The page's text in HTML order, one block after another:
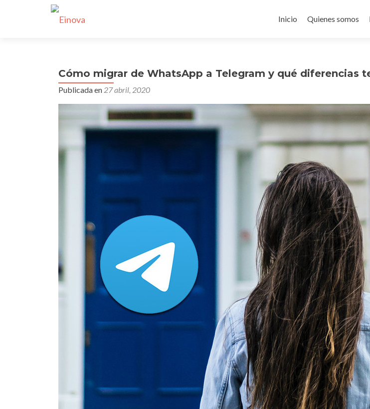
al
Inicio Quienes somos
Cómo migrar de WhatsApp a Telegram y qué diferencias
Publicada en 27 abril, 2020